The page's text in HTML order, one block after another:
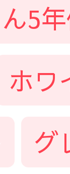
5
ホワ
グ